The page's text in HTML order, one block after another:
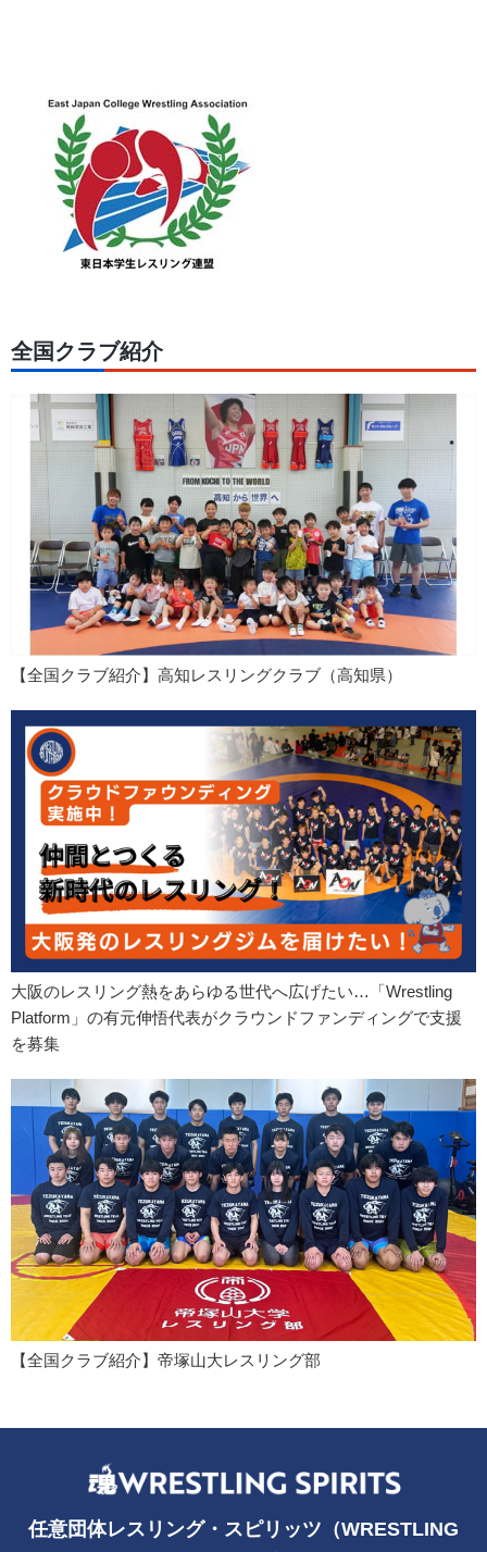
全国クラブ紹介
【全国クラブ紹介】高知レスリングクラブ（高知県）
大阪のレスリング熱をあらゆる世代へ広げたい…「Wrestling
Platform」の有元伸悟代表がクラウンドファンディングで支援
を募集
【全国クラブ紹介】帝塚山大レスリング部
任意団体レスリング・スピリッツ（WRESTLING